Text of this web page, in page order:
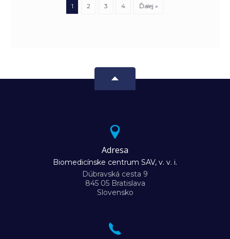
1 2 3 4 Ďalej »
Adresa
Biomedicínske centrum SAV, v. v. i.
Dúbravská cesta 9
845 05 Bratislava
Slovensko